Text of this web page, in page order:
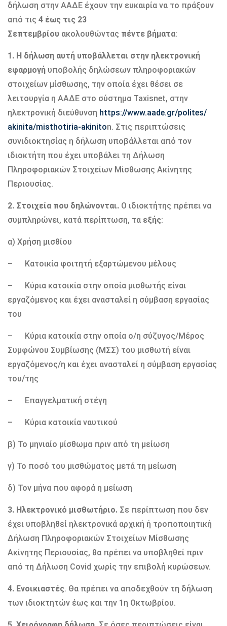
δήλωση στην ΑΑΔΕ έχουν την ευκαιρία να το πράξουν
από τις 4 έως τις 23
Σεπτεμβρίου ακολουθώντας πέντε βήματα:
1. Η δήλωση αυτή υποβάλλεται στην ηλεκτρονική
εφαρμογή υποβολής δηλώσεων πληροφοριακών
στοιχείων μίσθωσης, την οποία έχει θέσει σε
λειτουργία η ΑΑΔΕ στο σύστημα Taxisnet, στην
ηλεκτρονική διεύθυνση https://www.aade.gr/polites/
akinita/misthotiria-akiniton. Στις περιπτώσεις
συνιδιοκτησίας η δήλωση υποβάλλεται από τον
ιδιοκτήτη που έχει υποβάλει τη Δήλωση
Πληροφοριακών Στοιχείων Μίσθωσης Ακίνητης
Περιουσίας.
2. Στοιχεία που δηλώνονται. Ο ιδιοκτήτης πρέπει να
συμπληρώνει, κατά περίπτωση, τα εξής:
α) Χρήση μισθίου
– Κατοικία φοιτητή εξαρτώμενου μέλους
– Κύρια κατοικία στην οποία μισθωτής είναι
εργαζόμενος και έχει ανασταλεί η σύμβαση εργασίας
του
– Κύρια κατοικία στην οποία ο/η σύζυγος/Μέρος
Συμφώνου Συμβίωσης (ΜΣΣ) του μισθωτή είναι
εργαζόμενος/η και έχει ανασταλεί η σύμβαση εργασίας
του/της
– Επαγγελματική στέγη
– Κύρια κατοικία ναυτικού
β) Το μηνιαίο μίσθωμα πριν από τη μείωση
γ) Το ποσό του μισθώματος μετά τη μείωση
δ) Τον μήνα που αφορά η μείωση
3. Ηλεκτρονικό μισθωτήριο. Σε περίπτωση που δεν
έχει υποβληθεί ηλεκτρονικά αρχική ή τροποποιητική
Δήλωση Πληροφοριακών Στοιχείων Μίσθωσης
Ακίνητης Περιουσίας, θα πρέπει να υποβληθεί πριν
από τη Δήλωση Covid χωρίς την επιβολή κυρώσεων.
4. Ενοικιαστές. Θα πρέπει να αποδεχθούν τη δήλωση
των ιδιοκτητών έως και την 1η Οκτωβρίου.